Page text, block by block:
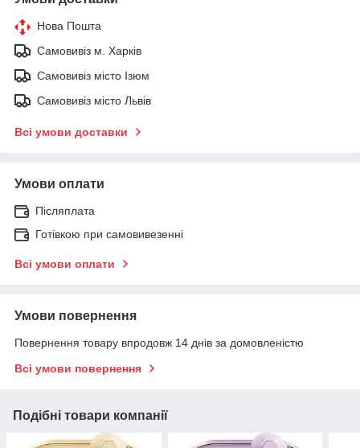
Нова Пошта
Самовивіз м. Харків
Самовивіз місто Ізюм
Самовивіз місто Львів
Всі умови доставки
Умови оплати
Післяплата
Готівкою при самовивезенні
Всі умови оплати
Умови повернення
Повернення товару впродовж 14 днів за домовленістю
Всі умови повернення
Подібні товари компанії